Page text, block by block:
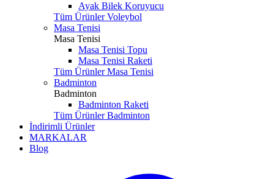
Ayak Bilek Koruyucu
Tüm Ürünler Voleybol
Masa Tenisi
Masa Tenisi
Masa Tenisi Topu
Masa Tenisi Raketi
Tüm Ürünler Masa Tenisi
Badminton
Badminton
Badminton Raketi
Tüm Ürünler Badminton
İndirimli Ürünler
MARKALAR
Blog